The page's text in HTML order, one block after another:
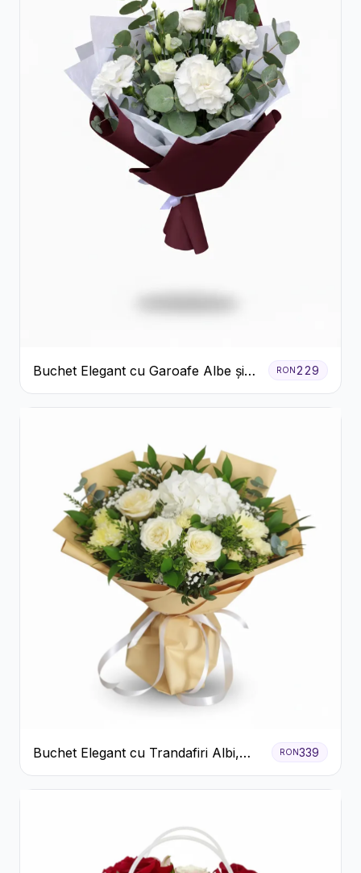
Buchet Elegant cu Garoafe Albe și
Eucalipt
RON229
Buchet Elegant cu Trandafiri Albi,
Hortensie și Crizanteme Crem
RON339